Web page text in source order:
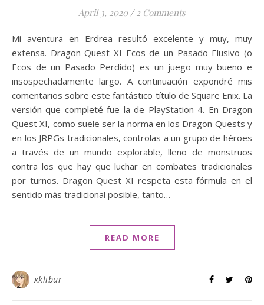
April 3, 2020 / 2 Comments
Mi aventura en Erdrea resultó excelente y muy, muy
extensa. Dragon Quest XI Ecos de un Pasado Elusivo (o
Ecos de un Pasado Perdido) es un juego muy bueno e
insospechadamente largo. A continuación expondré mis
comentarios sobre este fantástico título de Square Enix. La
versión que completé fue la de PlayStation 4. En Dragon
Quest XI, como suele ser la norma en los Dragon Quests y
en los JRPGs tradicionales, controlas a un grupo de héroes
a través de un mundo explorable, lleno de monstruos
contra los que hay que luchar en combates tradicionales
por turnos. Dragon Quest XI respeta esta fórmula en el
sentido más tradicional posible, tanto…
READ MORE
xklibur